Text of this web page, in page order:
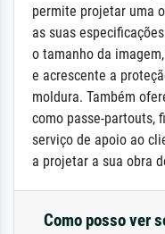
permite projetar uma
as suas
o tamanho da
e acrescente a
moldura. Também
como passe-partouts,
serviço de apoio ao
a projetar a sua obra
Como posso ver